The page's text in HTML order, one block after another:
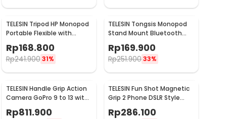
TELESIN Tripod HP Monopod
Portable Flexible with
Magnetic Phone Holder -
P3-FM-02
Rp168.800
Rp241.900 31%
TELESIN Tongsis Monopod
Stand Mount Bluetooth
Remote Magnetic Version -
P1-HSS-02
Rp169.900
Rp251.90033%
TELESIN Handle Grip Action
Camera GoPro 9 to 13 with
Aluminium Cage - S6-FMS-
26-TGP
Rp811.900
TELESIN Fun Shot Magnetic
Grip 2 Phone DSLR Style
Shutter for iPhone -
TPMP001-01
Rp286.100